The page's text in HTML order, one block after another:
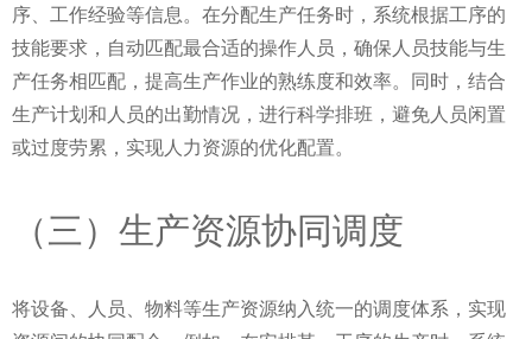
序、工作经验等信息。在分配生产任务时，系统根据工序的
技能要求，自动匹配最合适的操作人员，确保人员技能与生
产任务相匹配，提高生产作业的熟练度和效率。同时，结合
生产计划和人员的出勤情况，进行科学排班，避免人员闲置
或过度劳累，实现人力资源的优化配置。
（三）生产资源协同调度
将设备、人员、物料等生产资源纳入统一的调度体系，实现